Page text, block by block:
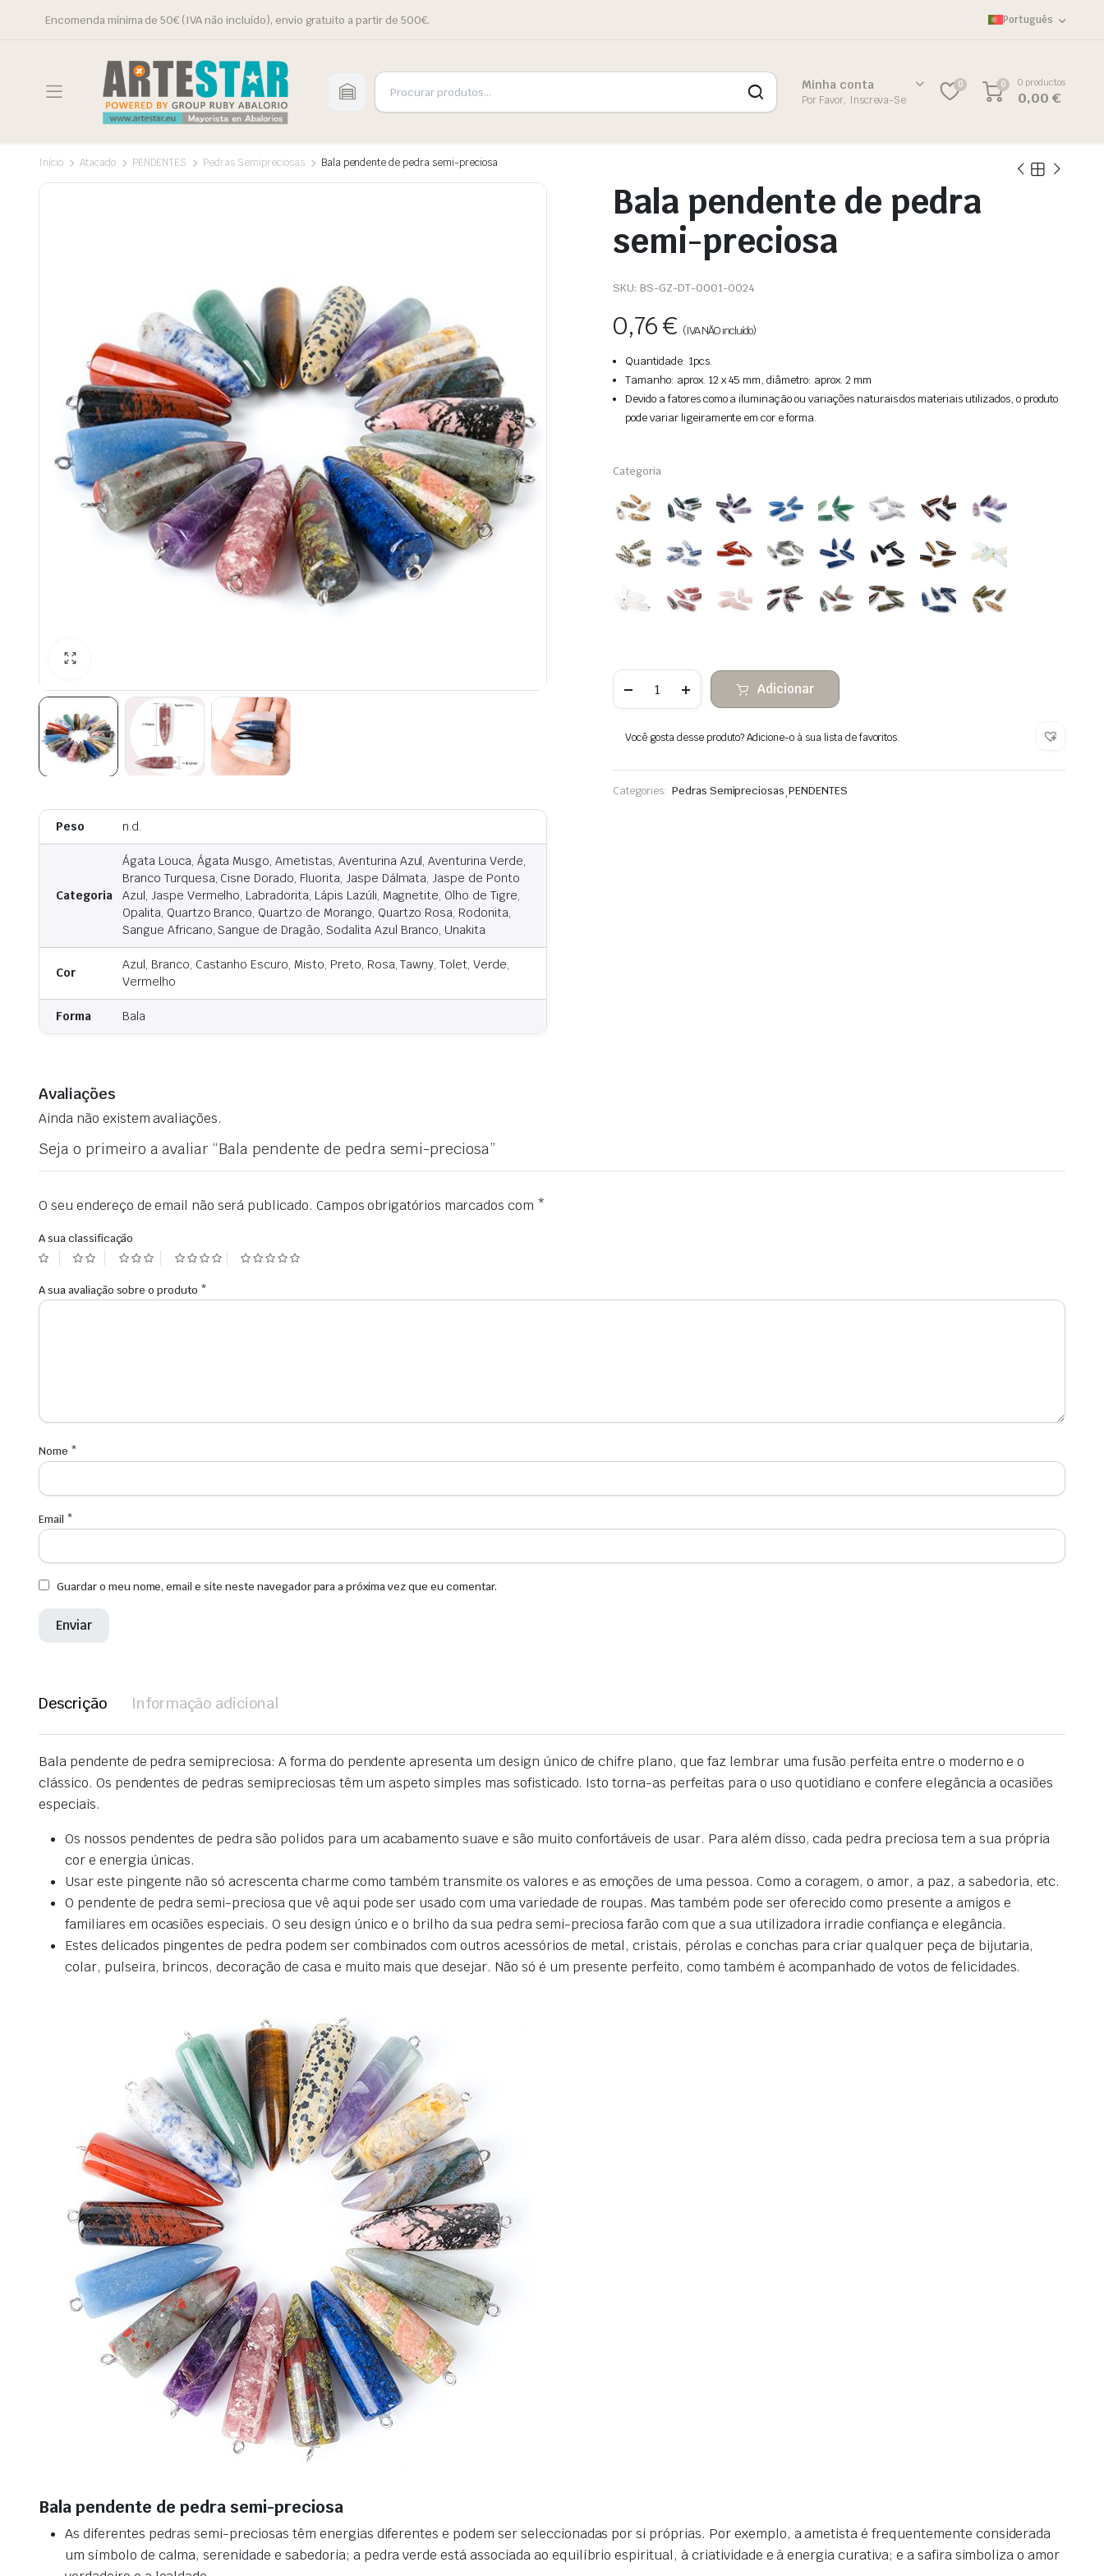
Encomenda mínima de 50€ (IVA não incluído), envio gratuito a partir de 500€. Português
Minha conta
Por Favor, Inscreva-Se
0 0 0 productos
0,00€
Início Atacado PENDENTES Pedras Semipreciosas Bala pendente de pedra semi-preciosa
Peso n.d.
Categoria
Ágata Louca, Ágata Musgo, Ametistas, Aventurina Azul, Aventurina Verde,
Branco Turquesa, Cisne Dorado, Fluorita, Jaspe Dálmata, Jaspe de Ponto
Azul, Jaspe Vermelho, Labradorita, Lápis Lazúli, Magnetite, Olho de Tigre,
Opalita, Quartzo Branco, Quartzo de Morango, Quartzo Rosa, Rodonita,
Sangue Africano, Sangue de Dragão, Sodalita Azul Branco, Unakita
Cor
Azul, Branco, Castanho Escuro, Misto, Preto, Rosa, Tawny, Tolet, Verde,
Vermelho
Forma Bala
Bala pendente de pedra
semi-preciosa
SKU: BS-GZ-DT-0001-0024
0,76€ (IVA NÃO incluído)
Quantidade: 1pcs.
Tamanho: aprox. 12 x 45 mm, diâmetro: aprox. 2 mm
Devido a fatores como a iluminação ou variações naturais dos materiais utilizados, o produto
pode variar ligeiramente em cor e forma.
Categoria
Bala
de
pedra
preciosa
Adicionar
Você gosta desse produto? Adicione-o à sua lista de favoritos.
Categories: Pedras Semipreciosas,PENDENTES
Avaliações
Ainda não existem avaliações.
Seja o primeiro a avaliar “Bala pendente de pedra semi-preciosa”
O seu endereço de email não será publicado. Campos obrigatórios marcados com *
A sua classificação
A sua avaliação sobre o produto *
Nome *
Email *
Guardar o meu nome, email e site neste navegador para a próxima vez que eu comentar.
Descrição Informação adicional
Bala pendente de pedra semipreciosa: A forma do pendente apresenta um design único de chifre plano, que faz lembrar uma fusão perfeita entre o moderno e o
clássico. Os pendentes de pedras semipreciosas têm um aspeto simples mas sofisticado. Isto torna-as perfeitas para o uso quotidiano e confere elegância a ocasiões
especiais.
Os nossos pendentes de pedra são polidos para um acabamento suave e são muito confortáveis de usar. Para além disso, cada pedra preciosa tem a sua própria
cor e energia únicas.
Usar este pingente não só acrescenta charme como também transmite os valores e as emoções de uma pessoa. Como a coragem, o amor, a paz, a sabedoria, etc.
O pendente de pedra semi-preciosa que vê aqui pode ser usado com uma variedade de roupas. Mas também pode ser oferecido como presente a amigos e
familiares em ocasiões especiais. O seu design único e o brilho da sua pedra semi-preciosa farão com que a sua utilizadora irradie confiança e elegância.
Estes delicados pingentes de pedra podem ser combinados com outros acessórios de metal, cristais, pérolas e conchas para criar qualquer peça de bijutaria,
colar, pulseira, brincos, decoração de casa e muito mais que desejar. Não só é um presente perfeito, como também é acompanhado de votos de felicidades.
Bala pendente de pedra semi-preciosa
As diferentes pedras semi-preciosas têm energias diferentes e podem ser seleccionadas por si próprias. Por exemplo, a ametista é frequentemente considerada
um símbolo de calma, serenidade e sabedoria; a pedra verde está associada ao equilíbrio espiritual, à criatividade e à energia curativa; e a safira simboliza o amor